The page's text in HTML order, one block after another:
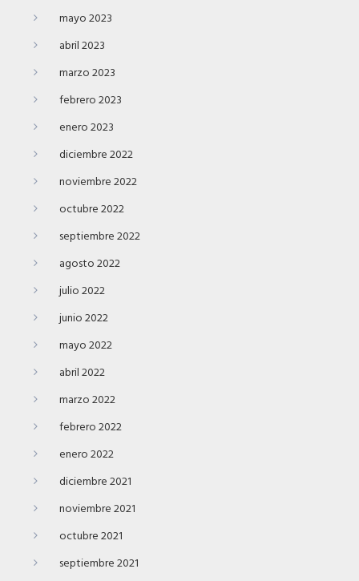
mayo 2023
abril 2023
marzo 2023
febrero 2023
enero 2023
diciembre 2022
noviembre 2022
octubre 2022
septiembre 2022
agosto 2022
julio 2022
junio 2022
mayo 2022
abril 2022
marzo 2022
febrero 2022
enero 2022
diciembre 2021
noviembre 2021
octubre 2021
septiembre 2021